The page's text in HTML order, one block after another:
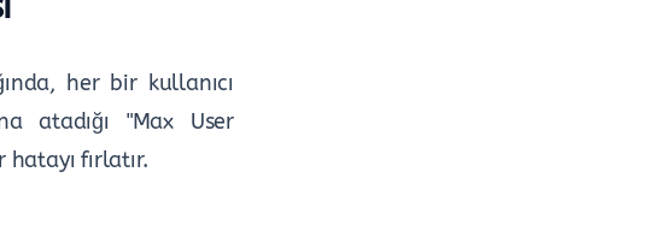
her bir kullanıcı
atadığı "Max User
fırlatır.